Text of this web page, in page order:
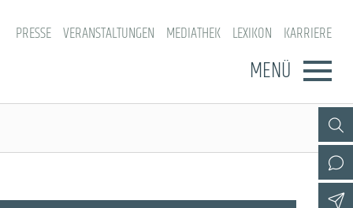
PRESSE VERANSTALTUNGEN MEDIATHEK LEXIKON KARRIERE
MENÜ